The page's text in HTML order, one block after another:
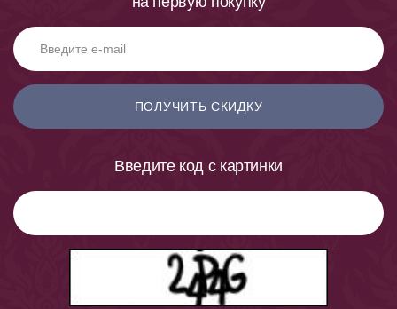
ПОЛУЧИТЬ СКИДКУ
Введите код с картинки